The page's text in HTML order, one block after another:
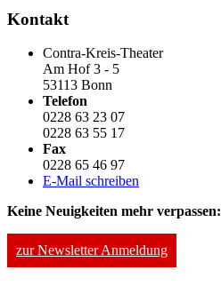
Kontakt
Contra-Kreis-Theater
Am Hof 3 - 5
53113 Bonn
Telefon
0228 63 23 07
0228 63 55 17
Fax
0228 65 46 97
E-Mail schreiben
Keine Neuigkeiten mehr verpassen:
zur Newsletter Anmeldung